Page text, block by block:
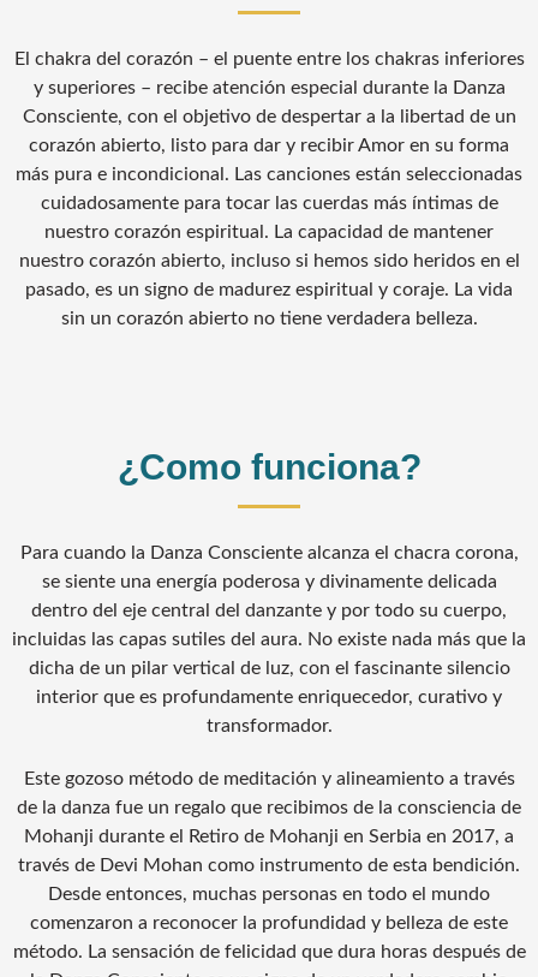
El chakra del corazón – el puente entre los chakras inferiores
y superiores – recibe atención especial durante la Danza
Consciente, con el objetivo de despertar a la libertad de un
corazón abierto, listo para dar y recibir Amor en su forma
más pura e incondicional. Las canciones están seleccionadas
cuidadosamente para tocar las cuerdas más íntimas de
nuestro corazón espiritual. La capacidad de mantener
nuestro corazón abierto, incluso si hemos sido heridos en el
pasado, es un signo de madurez espiritual y coraje. La vida
sin un corazón abierto no tiene verdadera belleza.
¿Como funciona?
Para cuando la Danza Consciente alcanza el chacra corona,
se siente una energía poderosa y divinamente delicada
dentro del eje central del danzante y por todo su cuerpo,
incluidas las capas sutiles del aura. No existe nada más que la
dicha de un pilar vertical de luz, con el fascinante silencio
interior que es profundamente enriquecedor, curativo y
transformador.
Este gozoso método de meditación y alineamiento a través
de la danza fue un regalo que recibimos de la consciencia de
Mohanji durante el Retiro de Mohanji en Serbia en 2017, a
través de Devi Mohan como instrumento de esta bendición.
Desde entonces, muchas personas en todo el mundo
comenzaron a reconocer la profundidad y belleza de este
método. La sensación de felicidad que dura horas después de